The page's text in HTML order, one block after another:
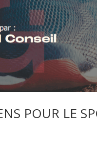
POUR LE